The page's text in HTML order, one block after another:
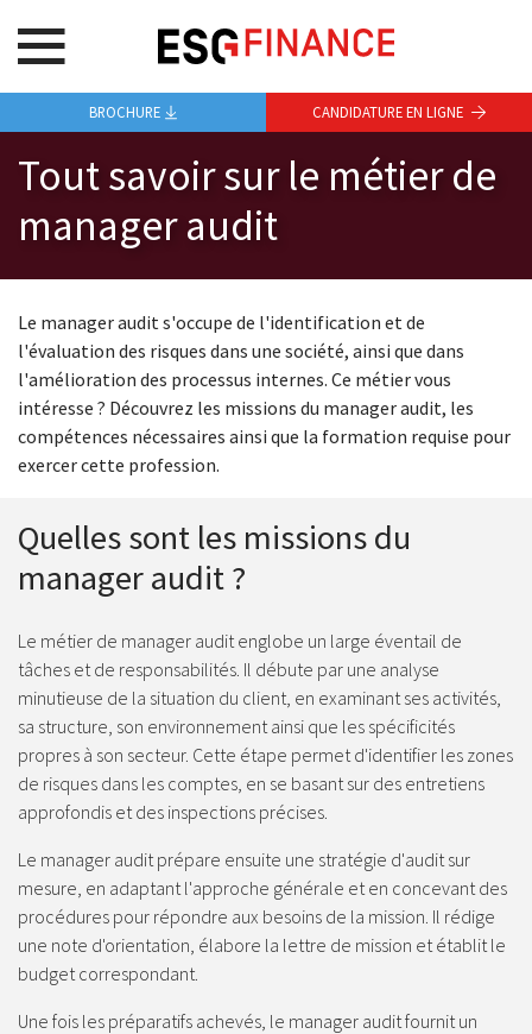
Tout savoir sur le métier de
manager audit
Le manager audit s'occupe de l'identification et de
l'évaluation des risques dans une société, ainsi que dans
l'amélioration des processus internes. Ce métier vous
intéresse ? Découvrez les missions du manager audit, les
compétences nécessaires ainsi que la formation requise pour
exercer cette profession.
Quelles sont les missions du
manager audit ?
Le métier de manager audit englobe un large éventail de
tâches et de responsabilités. Il débute par une analyse
minutieuse de la situation du client, en examinant ses activités,
sa structure, son environnement ainsi que les spécificités
propres à son secteur. Cette étape permet d'identifier les zones
de risques dans les comptes, en se basant sur des entretiens
approfondis et des inspections précises.
Le manager audit prépare ensuite une stratégie d'audit sur
mesure, en adaptant l'approche générale et en concevant des
procédures pour répondre aux besoins de la mission. Il rédige
une note d'orientation, élabore la lettre de mission et établit le
budget correspondant.
Une fois les préparatifs achevés, le manager audit fournit un
BROCHURE CANDIDATURE EN LIGNE